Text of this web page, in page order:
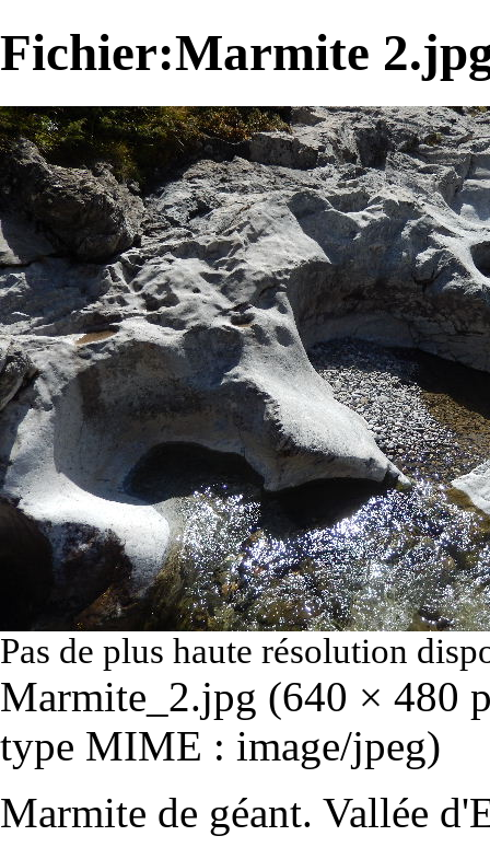
Fichier:Marmite
Pas de plus haute résolution
Marmite_2.jpg (640 × 480
type MIME : image/jpeg)
Marmite de géant. Vallée